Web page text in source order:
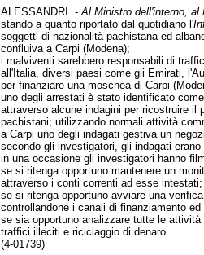
ALESSANDRI. - Al Ministro dell'interno, al
stando a quanto riportato dal quotidiano l'
soggetti di nazionalità pachistana ed
confluiva a Carpi (Modena);
i malviventi sarebbero responsabili di
all'Italia, diversi paesi come gli Emirati,
per finanziare una moschea di Carpi
uno degli arrestati è stato identificato
attraverso alcune indagini per ricostruire il
pachistani; utilizzando normali attività
a Carpi uno degli indagati gestiva un
secondo gli investigatori, gli indagati
in una occasione gli investigatori hanno
se si ritenga opportuno mantenere un
attraverso i conti correnti ad esse intestati;
se si ritenga opportuno avviare una
controllandone i canali di finanziamento
se sia opportuno analizzare tutte le
traffici illeciti e riciclaggio di denaro.
(4-01739)